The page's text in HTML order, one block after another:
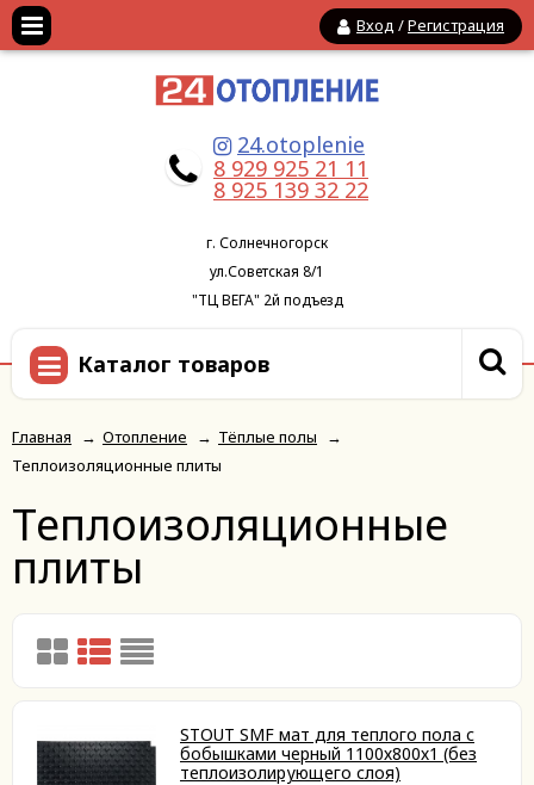
Вход /Регистрация
24.otoplenie
8 929 925 21 11
8 925 139 32 22
г. Солнечногорск
ул.Советская 8/1
"ТЦ ВЕГА" 2й подъезд
Каталог товаров
Главная → Отопление → Тёплые полы
→
Теплоизоляционные плиты
Теплоизоляционные
плиты
STOUT SMF мат для теплого пола с
бобышками черный 1100х800х1 (без
теплоизолирующего слоя)